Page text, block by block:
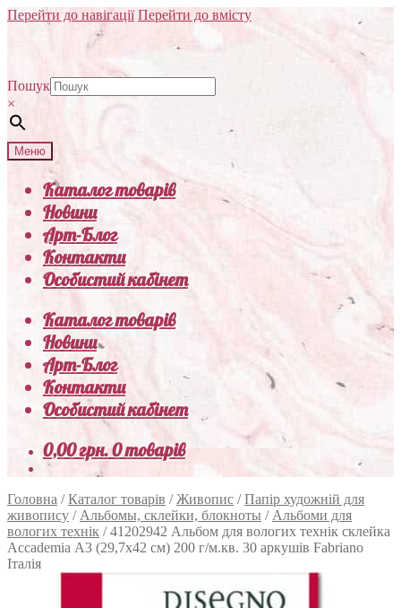
Перейти до навігації Перейти до вмісту
Пошук
×
Меню
Каталог товарів
Новини
Арт-Блог
Контакти
Особистий кабінет
Каталог товарів
Новини
Арт-Блог
Контакти
Особистий кабінет
0,00грн.0 товарів
Головна /Каталог товарів /Живопис /Папір художній для
живопису / Альбомы, склейки, блокноты / Альбоми для
вологих технік /41202942 Альбом для вологих технік склейка
Accademia А3 (29,7х42 см) 200 г/м.кв. 30 аркушів Fabriano
Італія